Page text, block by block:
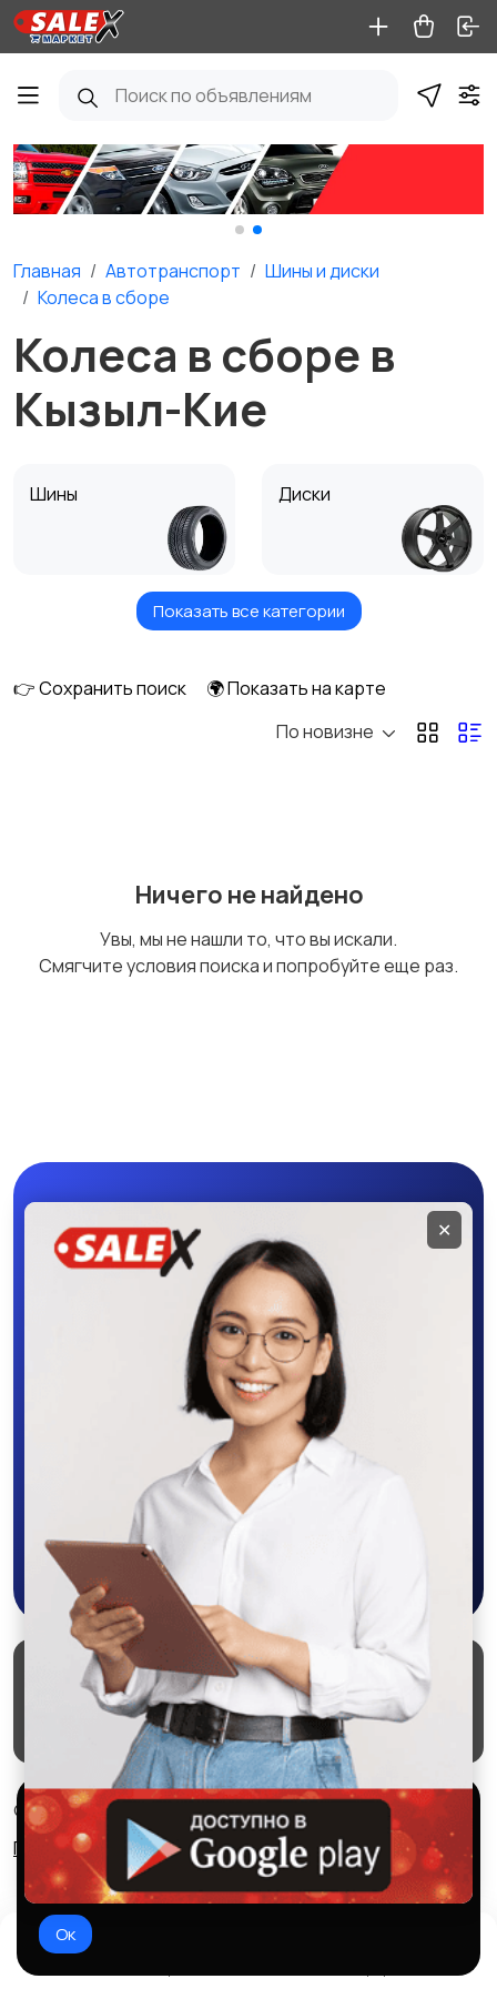
Главная Автотранспорт
Шины и диски
Колеса в сборе
Колеса в сборе в
Кызыл-Кие
Шины Диски
Колеса в сборе Колпаки
Показать все категории
👉 Сохранить поиск
🌍 Показать на карте
По новизне
Ничего не найдено
Увы, мы не нашли то, что вы искали.
Смягчите условия поиска и попробуйте еще раз.
Мобильное
приложение
Скачайте приложение в Google Play –
крутите колесо фортуны, выигрывайте
бонусы, удобно ищите и размещайте
объявления - все это в нашем мобильном
приложении SALEX!
Скачать в Google Play
Маркеты Блог
О проекте
Служба поддержки
Удаление аккаунта
Партнерка
© 2026 SALEX МАРКЕТ
Правила сервиса
Конфиденциальность
Используем куки и рекомендательные
технологии
Это чтобы сайт работал лучше. Оставаясь с нами, вы
соглашаетесь на использование файлов куки.
Ок
✕